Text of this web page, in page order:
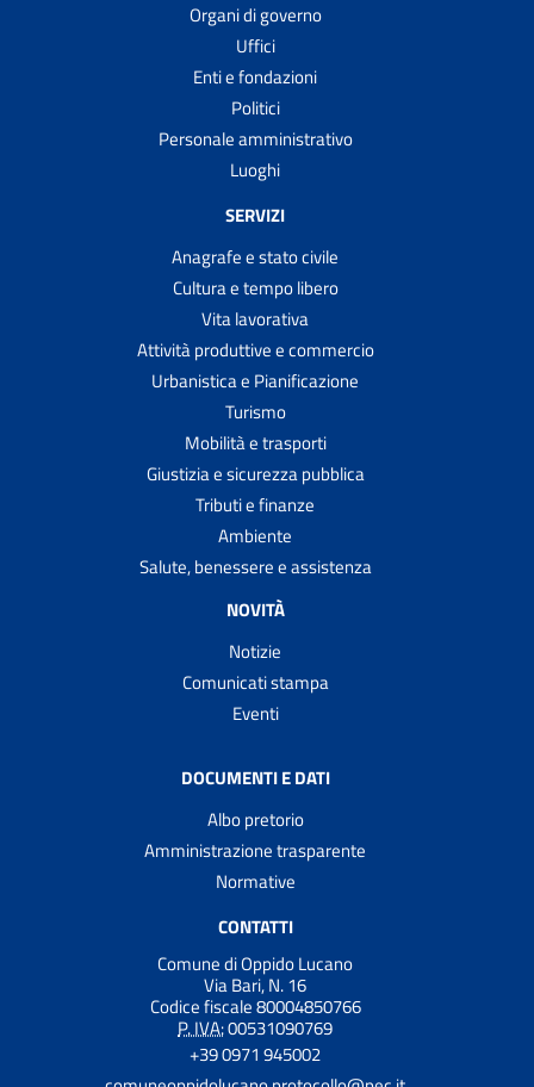
Organi di governo
Uffici
Enti e fondazioni
Politici
Personale amministrativo
Luoghi
SERVIZI
Anagrafe e stato civile
Cultura e tempo libero
Vita lavorativa
Attività produttive e commercio
Urbanistica e Pianificazione
Turismo
Mobilità e trasporti
Giustizia e sicurezza pubblica
Tributi e finanze
Ambiente
Salute, benessere e assistenza
NOVITÀ
Notizie
Comunicati stampa
Eventi
DOCUMENTI E DATI
Albo pretorio
Amministrazione trasparente
Normative
CONTATTI
Comune di Oppido Lucano
Via Bari, N. 16
Codice fiscale 80004850766
P. IVA:00531090769
+39 0971 945002